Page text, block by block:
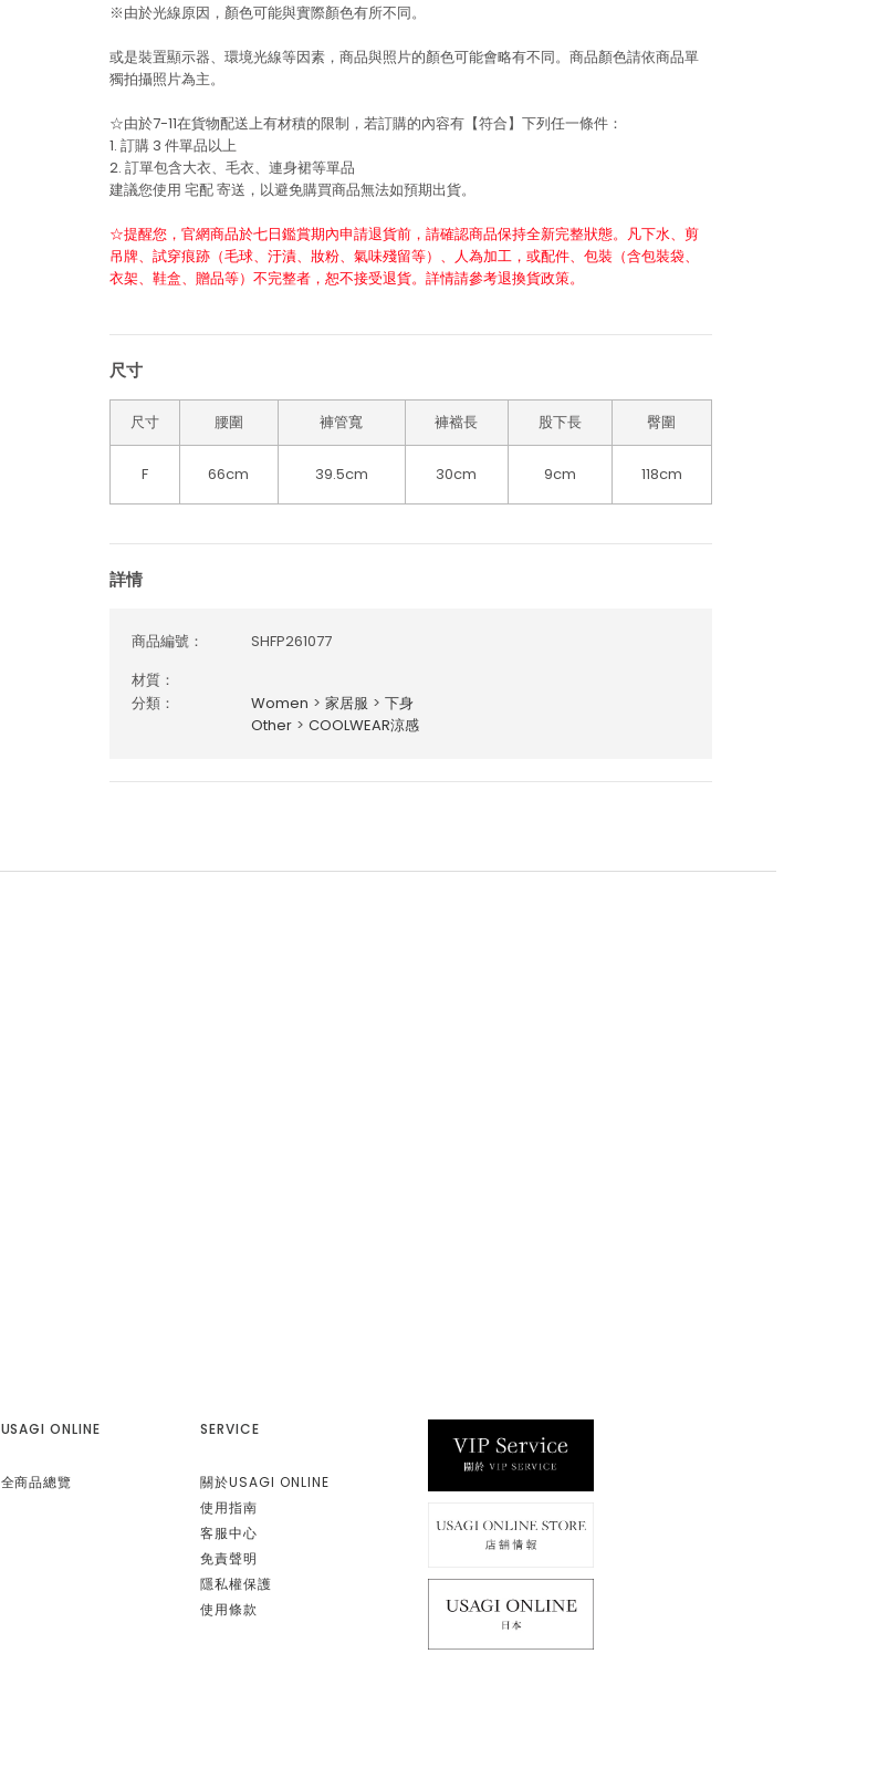
※由於光線原因，顏色可能與實際顏色有所不同。
或是裝置顯示器、環境光線等因素，商品與照片的顏色可能會略有不同。商品顏色請依商品單
獨拍攝照片為主。
☆由於7-11在貨物配送上有材積的限制，若訂購的內容有【符合】下列任一條件：
1. 訂購 3 件單品以上
2. 訂單包含大衣、毛衣、連身裙等單品
建議您使用 宅配寄送，以避免購買商品無法如預期出貨。
☆提醒您，官網商品於七日鑑賞期內申請退貨前，請確認商品保持全新完整狀態。凡下水、剪
吊牌、試穿痕跡（毛球、汙漬、妝粉、氣味殘留等）、人為加工，或配件、包裝（含包裝袋、
衣架、鞋盒、贈品等）不完整者，恕不接受退貨。詳情請參考退換貨政策。
尺寸
尺寸 腰圍 褲管寬 褲襠長 股下長 臀圍
F 66cm 39.5cm 30cm 9cm 118cm
詳情
商品編號：
SHFP261077
材質：
分類：
Women > 家居服 > 下身
Other > COOLWEAR涼感
USAGI ONLINE
全商品總覽
SERVICE
關於USAGI ONLINE
使用指南
客服中心
免責聲明
隱私權保護
使用條款